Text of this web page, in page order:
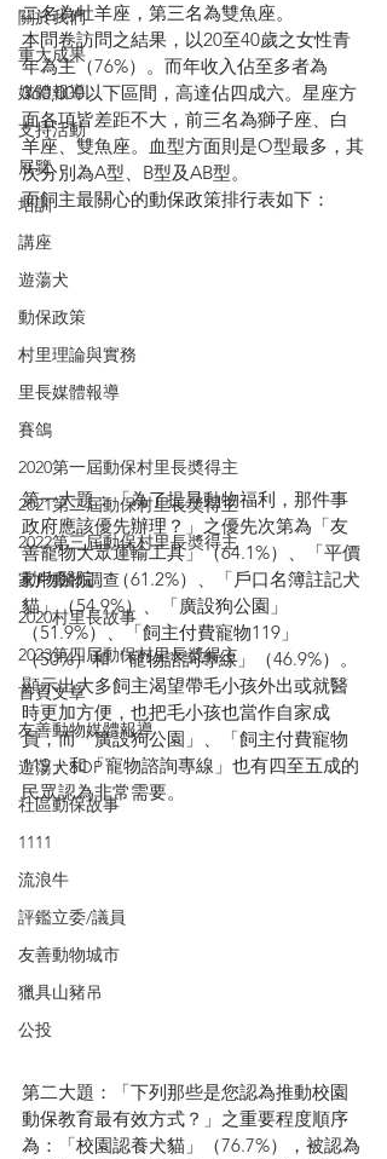
關於我們
重大成果
媒體報導
支持活動
展覽
培訓
講座
遊蕩犬
動保政策
村里理論與實務
里長媒體報導
賽鴿
2020第一屆動保村里長奬得主
2021第二屆動保村里長奬得主
2022第三屆動保村里長奬得主
家戶動物調查
2020村里長故事
2023第四屆動保村里長奬得主
首頁文章
友善動物媒體報導
遊蕩犬SOP
社區動保故事
1111
流浪牛
評鑑立委/議員
友善動物城市
獵具山豬吊
公投
二名為牡羊座，第三名為雙魚座。
本問卷訪問之結果，以20至40歲之女性青
年為主（76%）。而年收入佔至多者為
360,000以下區間，高達佔四成六。星座方
面各項皆差距不大，前三名為獅子座、白
羊座、雙魚座。血型方面則是O型最多，其
次分別為A型、B型及AB型。
而飼主最關心的動保政策排行表如下：
第一大題：「為了提昇動物福利，那件事
政府應該優先辦理？」之優先次第為「友
善寵物大眾運輸工具」（64.1%）、「平價
動物醫院」（61.2%）、「戶口名簿註記犬
貓」（54.9%）、「廣設狗公園」
（51.9%）、「飼主付費寵物119」
（50%）和「寵物諮詢專線」（46.9%）。
顯示出大多飼主渴望帶毛小孩外出或就醫
時更加方便，也把毛小孩也當作自家成
員，而「廣設狗公園」、「飼主付費寵物
119」和「寵物諮詢專線」也有四至五成的
民眾認為非常需要。
第二大題：「下列那些是您認為推動校園
動保教育最有效方式？ 」之重要程度順序
為：「校園認養犬貓」（76.7%），被認為